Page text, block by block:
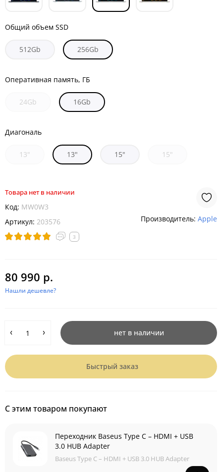
Общий объем SSD
512Gb 256Gb
Оперативная память, ГБ
24Gb 16Gb
Диагональ
13" 13" 15" 15"
Товара нет в наличии
Код: MW0W3
Артикул: 203576
3
Производитель: Apple
80 990 р.
Нашли дешевле?
нет в наличии
Быстрый заказ
С этим товаром покупают
Переходник Baseus Type C – HDMI + USB
3.0 HUB Adapter
Baseus Type C – HDMI + USB 3.0 HUB Adapter